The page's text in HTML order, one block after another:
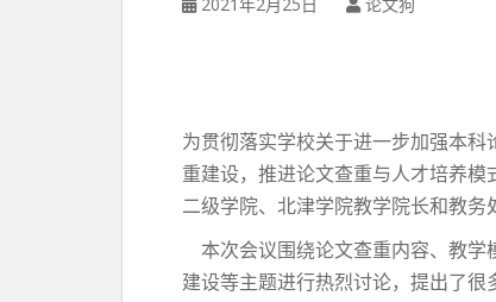
为贯彻落实学校关于进一步加强本
重建设，推进论文查重与人才培养
二级学院、北津学院教学院长和教务
本次会议围绕论文查重内容、教学
建设等主题进行热烈讨论，提出了很